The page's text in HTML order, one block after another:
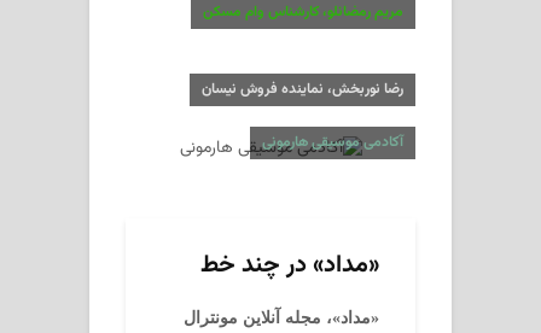
مریم رمضانلو، کارشناس وام مسکن
رضا نوربخش، نماینده فروش نیسان
آکادمی موسیقی هارمونی
«مداد» در چند خط
«مداد»، مجله آنلاین مونترال